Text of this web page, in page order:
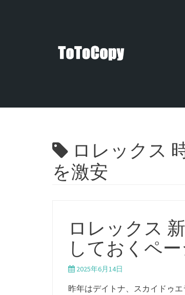
ロレックス
を激安
ロレックス
しておくペ
2025年6月14日
昨年はデイトナ、スカイドゥ